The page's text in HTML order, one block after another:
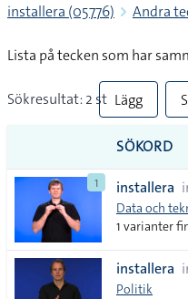
installera (05776) Andra
Lista på tecken som har
Sökresultat: 2 st Lägg
till
alla i
lista
SÖKORD
1 installera
Data och
1 varianter
installera
Politik